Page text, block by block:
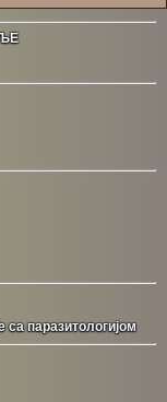
са паразитологијом